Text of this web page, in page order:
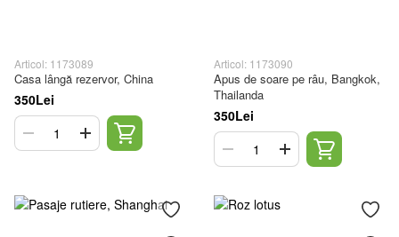
Articol: 1173089
Casa lângă rezervor, China
350Lei
Articol: 1173090
Apus de soare pe râu, Bangkok,
Thailanda
350Lei